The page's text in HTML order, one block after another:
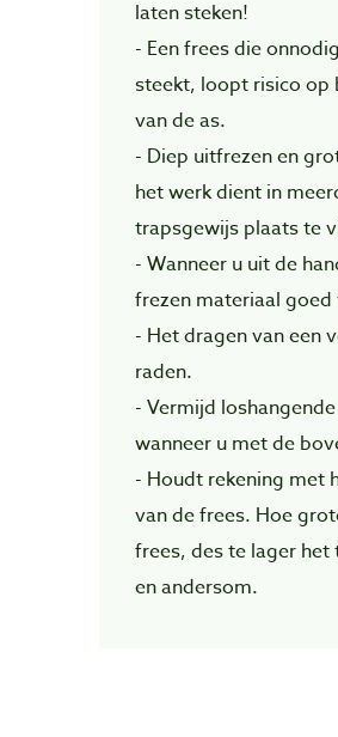
laten steken!
- Een frees die
steekt, loopt risico op
van de as.
- Diep uitfrezen en
het werk dient in
trapsgewijs plaats te
- Wanneer u uit de
frezen materiaal
- Het dragen van een
raden.
- Vermijd
wanneer u met de
- Houdt rekening met
van de frees. Hoe
frees, des te lager
en andersom.